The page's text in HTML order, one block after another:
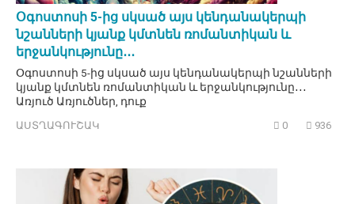
Օգոստոսի 5-ից սկսած այս կենդանակերպի
նշանների կյանք կմտնեն ռոմանտիկան և
երջանկությունը․․․
Օգոստոսի 5-ից սկսած այս կենդանակերպի նշանների
կյանք կմտնեն ռոմանտիկան և երջանկությունը․․․
Առյուծ Առյուծներ, դուք
ԱՍՏՂԱԳՈՒՇԱԿ 0 936